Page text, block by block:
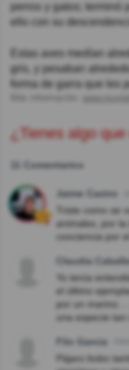
perros y gatos; terminó
ello con su
Estas aves medían
gris, y pesaban
forma de garra que les
¿Tienes algo
11 Comentarios
Jaime Castro
Triste como se
animales, por
conciencia por
Claudia
Yo tenía
el último
por un
una especie tan
Filo Garcia
Pájaro bobo